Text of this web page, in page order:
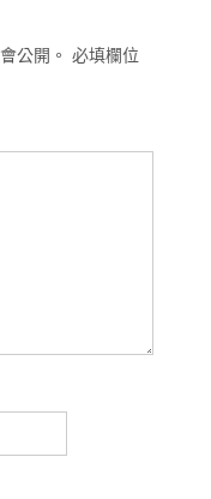
公開。 必填欄位